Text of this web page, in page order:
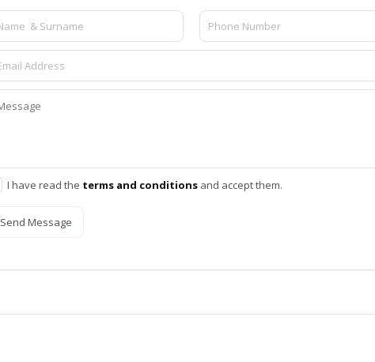
I have read the terms and conditions and accept them.
Send Message